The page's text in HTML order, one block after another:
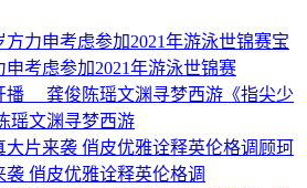
宝
申考虑参加2021年游泳世锦赛
《指尖少
文渊寻梦西游
顾珂
俏皮优雅诠释英伦格调